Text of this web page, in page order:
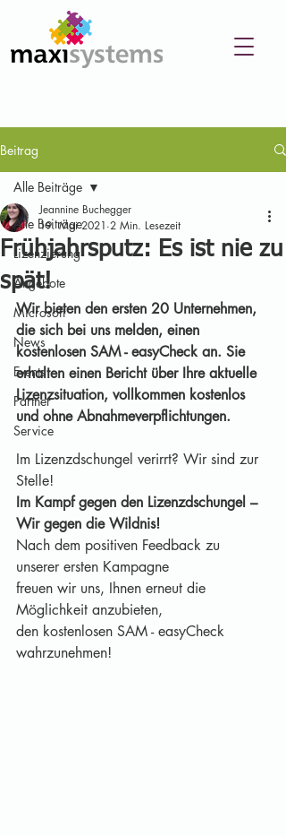
Beitrag
Alle Beiträge
Lizenzierung
Angebote
Microsoft
News
Events
Partner
Service
Alle Beiträge
Frühjahrsputz: Es ist nie zu
spät!
Jeannine Buchegger
19. Mai 2021 2 Min. Lesezeit
Wir bieten den ersten 20 Unternehmen,
die sich bei uns melden, einen
kostenlosen SAM - easyCheck an. Sie
erhalten einen Bericht über Ihre aktuelle
Lizenzsituation, vollkommen kostenlos
und ohne Abnahmeverpflichtungen.
Im Lizenzdschungel verirrt? Wir sind zur
Stelle!
Im Kampf gegen den Lizenzdschungel –
Wir gegen die Wildnis!
Nach dem positiven Feedback zu
unserer ersten Kampagne
freuen wir uns, Ihnen erneut die
Möglichkeit anzubieten,
den kostenlosen SAM - easyCheck
wahrzunehmen!